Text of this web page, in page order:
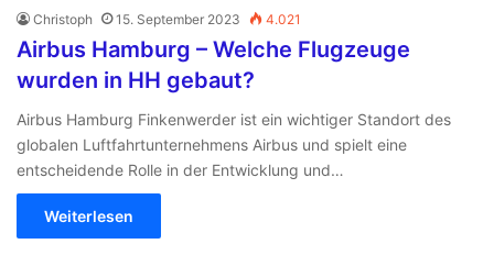
Christoph 15. September 2023 4.021
Airbus Hamburg – Welche Flugzeuge
wurden in HH gebaut?
Airbus Hamburg Finkenwerder ist ein wichtiger Standort des
globalen Luftfahrtunternehmens Airbus und spielt eine
entscheidende Rolle in der Entwicklung und…
Weiterlesen